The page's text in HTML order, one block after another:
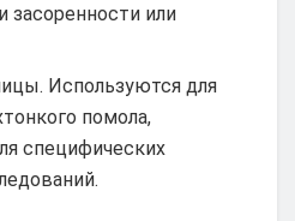
засоренности или
Используются для
помола,
специфических